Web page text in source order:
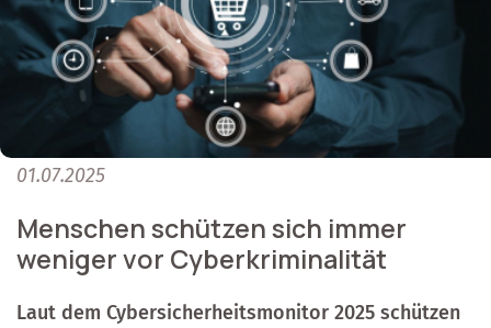
01.07.2025
Menschen schützen sich immer
weniger vor Cyberkriminalität
Laut dem Cybersicherheitsmonitor 2025 schützen